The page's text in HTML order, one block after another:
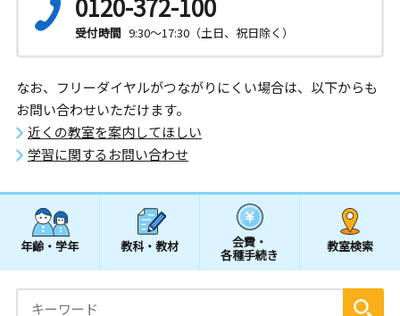
0120-372-100
受付時間 9:30～17:30（土日、祝日除く）
なお、フリーダイヤルがつながりにくい場合は、以下からも
お問い合わせいただけます。
近くの教室を案内してほしい
学習に関するお問い合わせ
年齢・学年 教科・教材 会費・
各種手続き
教室検索